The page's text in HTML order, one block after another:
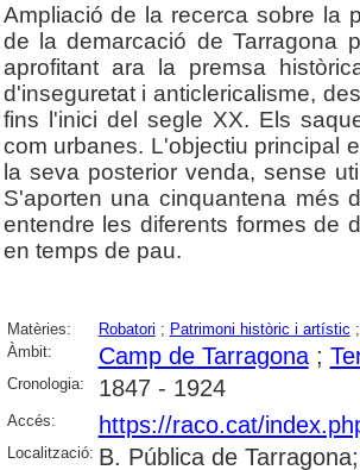
Ampliació de la recerca sobre la
de la demarcació de Tarragona
aprofitant ara la premsa
d'inseguretat i anticlericalisme,
fins l'inici del segle XX. Els
com urbanes. L'objectiu principal
la seva posterior venda, sense
S'aporten una cinquantena més
entendre les diferents formes de
en temps de pau.
Matèries: Robatori ; Patrimoni històric i artístic
Àmbit:
Camp de Tarragona;
Cronologia: 1847 - 1924
Accés: https://raco.cat/
Localització: B. Pública de